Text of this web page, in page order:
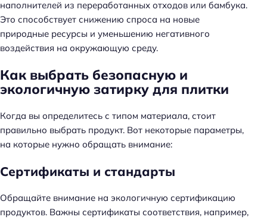
наполнителей из переработанных отходов или бамбука.
Это способствует снижению спроса на новые
природные ресурсы и уменьшению негативного
воздействия на окружающую среду.
Как выбрать безопасную и
экологичную затирку для плитки
Когда вы определитесь с типом материала, стоит
правильно выбрать продукт. Вот некоторые параметры,
на которые нужно обращать внимание:
Сертификаты и стандарты
Обращайте внимание на экологичную сертификацию
продуктов. Важны сертификаты соответствия, например,